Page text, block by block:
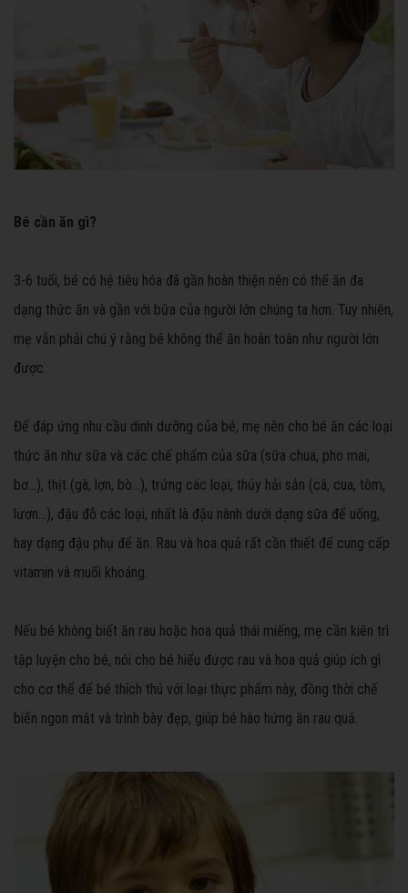
Bé cần ăn gì?
3-6 tuổi, bé có hệ tiêu hóa đã gần hoàn thiện nên có thể ăn đa
dạng thức ăn và gần với bữa của người lớn chúng ta hơn. Tuy nhiên,
mẹ vẫn phải chú ý rằng bé không thể ăn hoàn toàn như người lớn
được.
Để đáp ứng nhu cầu dinh dưỡng của bé, mẹ nên cho bé ăn các loại
thức ăn như sữa và các chế phẩm của sữa (sữa chua, pho mai,
bơ…), thịt (gà, lợn, bò…), trứng các loại, thủy hải sản (cá, cua, tôm,
lươn…), đậu đỗ các loại, nhất là đậu nành dưới dạng sữa để uống,
hay dạng đậu phụ để ăn. Rau và hoa quả rất cần thiết để cung cấp
vitamin và muối khoáng.
Nếu bé không biết ăn rau hoặc hoa quả thái miếng, mẹ cần kiên trì
tập luyện cho bé, nói cho bé hiểu được rau và hoa quả giúp ích gì
cho cơ thể để bé thích thú với loại thực phẩm này, đồng thời chế
biến ngon mắt và trình bày đẹp, giúp bé hào hứng ăn rau quả.